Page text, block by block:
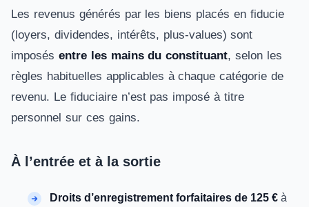
Les revenus générés par les biens placés en fiducie
(loyers, dividendes, intérêts, plus-values) sont
imposés entre les mains du constituant, selon les
règles habituelles applicables à chaque catégorie de
revenu. Le fiduciaire n’est pas imposé à titre
personnel sur ces gains.
À l’entrée et à la sortie
Droits d’enregistrement forfaitaires de 125 € à